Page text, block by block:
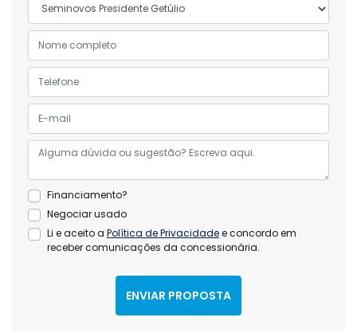
Financiamento?
Negociar usado
Li e aceito a Política de Privacidadee concordo em
receber comunicações da concessionária.
ENVIAR PROPOSTA